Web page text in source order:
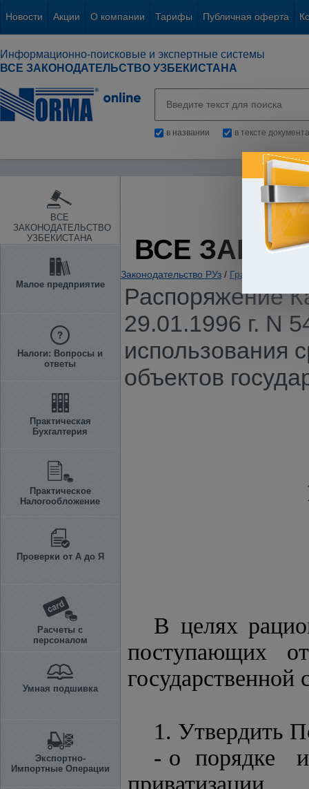
Новости Акции О компании Тарифы Публичная оферта
Информационно-поисковые и экспертные системы
ВСЕ ЗАКОНОДАТЕЛЬСТВО УЗБЕКИСТАНА
в названии в тексте документа
ВСЕ
ЗАКОНОДАТЕЛЬСТВО
УЗБЕКИСТАНА
Малое предприятие
Налоги: Вопросы и
ответы
Практическая
Бухгалтерия
Практическое
Налогообложение
Проверки от А до Я
Расчеты с
персоналом
Умная подшивка
Экспортно-
Импортные Операции
ВСЕ
Законодательство РУз / Гражданское и
Распоряжение
29.01.1996 г. N
использования
объектов
В целях
поступающих от
государственной
1. Утвердить
- о порядке
приватизации